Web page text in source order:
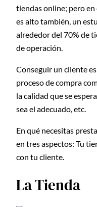
tiendas online; pero
es alto también, un
alrededor del 70% de
de operación.
Conseguir un cliente
proceso de compra
la calidad que se
sea el adecuado, etc.
En qué necesitas
en tres aspectos: Tu
con tu cliente.
La Tienda